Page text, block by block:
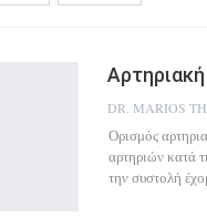
Ορισμός
αρτηριών κατά
την συστολή